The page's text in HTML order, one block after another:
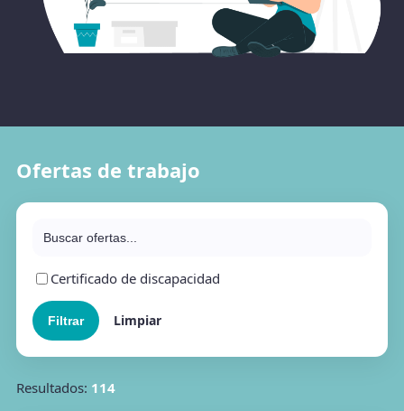
Ofertas de trabajo
Certificado de discapacidad
Limpiar
Resultados: 114